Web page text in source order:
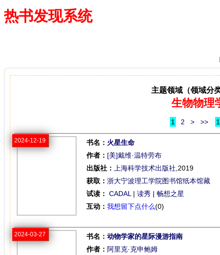
热书发现系统
主题领域（领域分
生物物理
1 2 > >>
2024-12-19 书名： 火星生命
作者： [美]戴维·温特劳布
出版社：
上海科学技术出版社 ,2019
获取： 浙大宁波理工学院图书馆纸本馆藏
试读： CADAL | 读秀 | 畅想之星
互动： 我想留下点什么(0)
2024-03-27 书名： 动物学家的星际漫游指南
作者： 阿里克·克申鲍姆